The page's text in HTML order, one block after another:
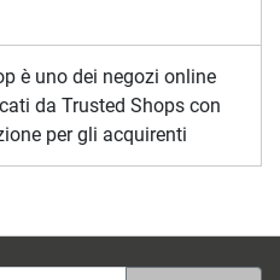
è uno dei negozi online
da Trusted Shops con
per gli acquirenti